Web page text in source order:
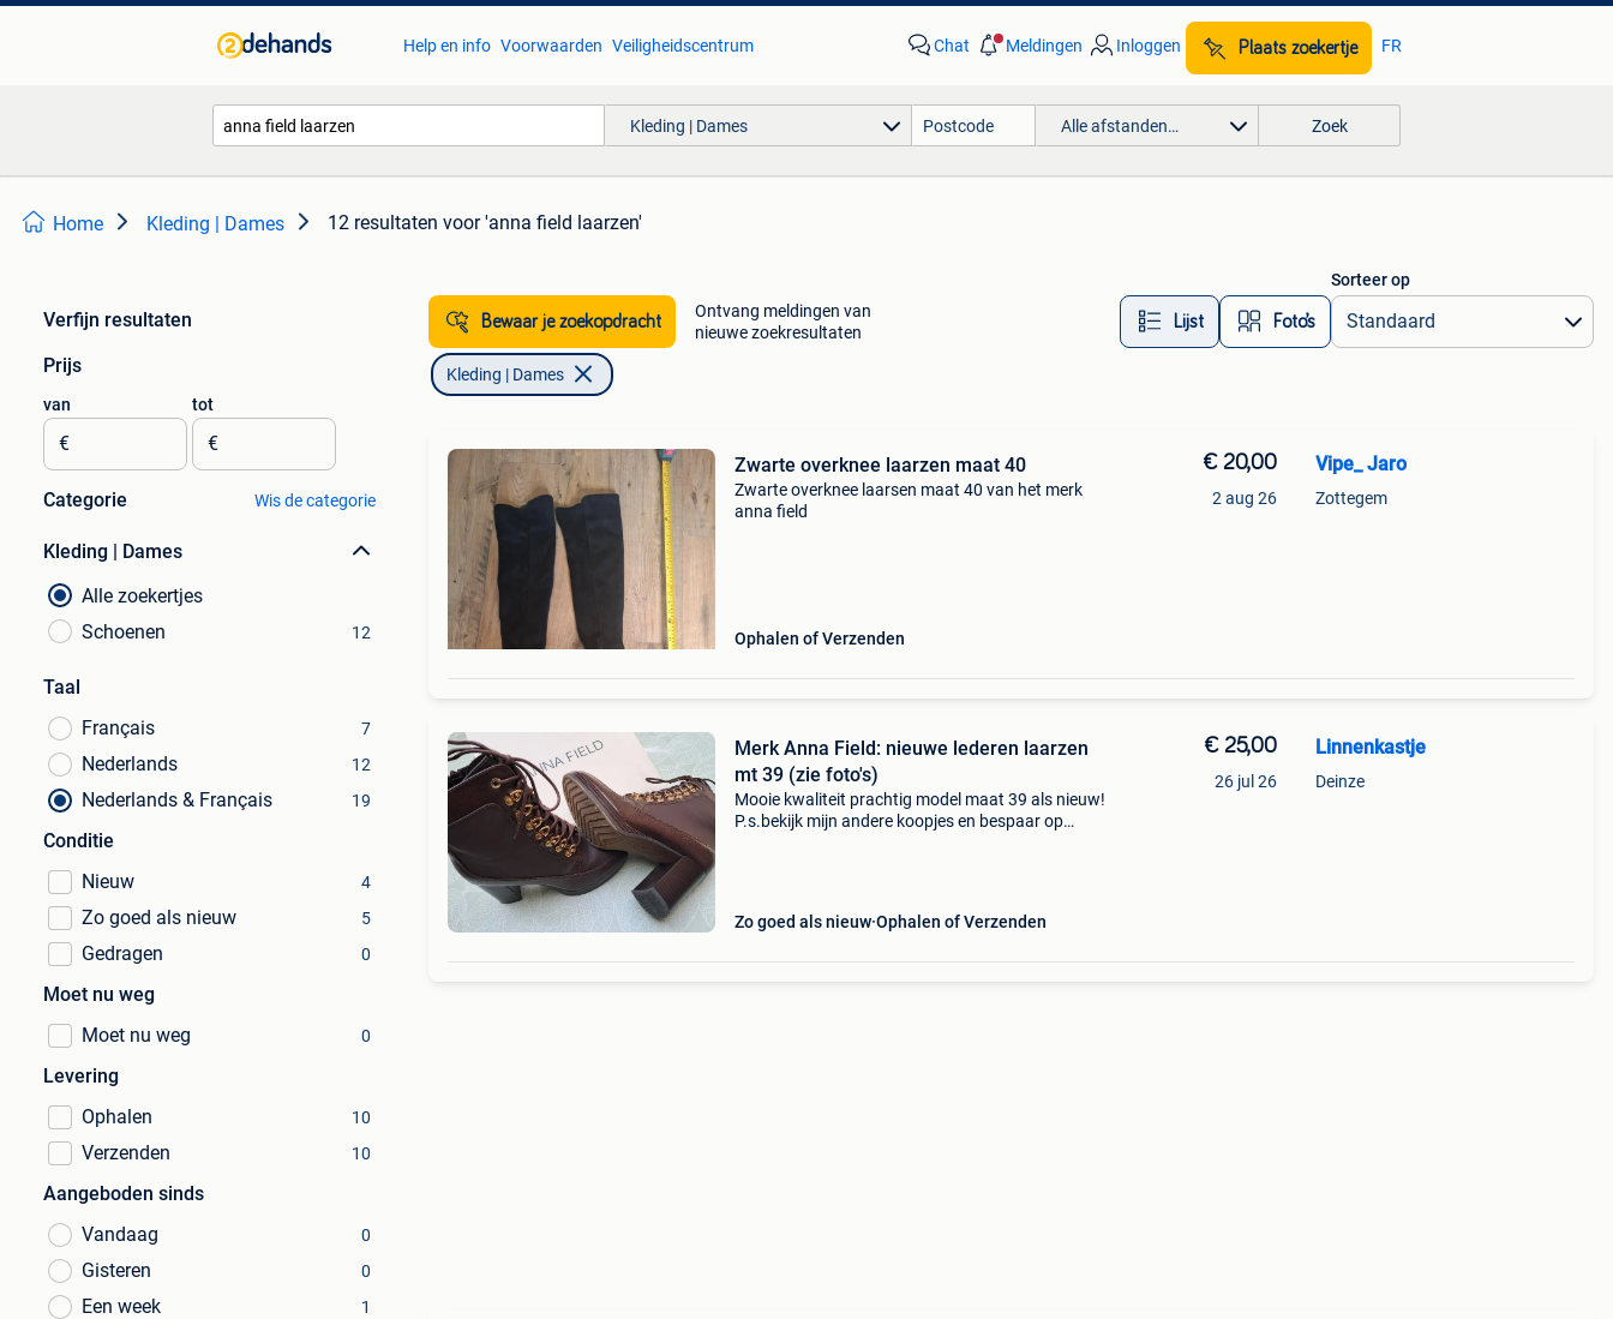
Help en info Voorwaarden Veiligheidscentrum Chat Meldingen Inloggen Plaats zoekertje FR
Kleding | Dames Alle afstanden… Zoek
Home Kleding | Dames 12 resultaten voor 'anna field laarzen'
Verfijn resultaten
Prijs
van
€
tot
€
Categorie Wis de categorie
Kleding | Dames
Alle zoekertjes
Schoenen
12
Taal
Français
7
Nederlands 12
Nederlands & Français 19
Conditie
Nieuw
4
Zo goed als nieuw 5
Gedragen 0
Moet nu weg
Moet nu weg
0
Levering
Ophalen
10
Verzenden 10
Aangeboden sinds
Vandaag
0
Gisteren 0
Een week 1
Bewaar je zoekopdracht
Ontvang meldingen van
nieuwe zoekresultaten
Lijst Foto’s
Sorteer op
Kleding | Dames
Zwarte overknee laarzen maat 40
Zwarte overknee laarsen maat 40 van het merk
anna field
Ophalen of Verzenden
€ 20,00
2 aug 26
Vipe_ Jaro
Zottegem
Merk Anna Field: nieuwe lederen laarzen
mt 39 (zie foto's)
Mooie kwaliteit prachtig model maat 39 als nieuw!
P.s.bekijk mijn andere koopjes en bespaar op
Zo goed als nieuw Ophalen of Verzenden
€ 25,00
26 jul 26
Linnenkastje
Deinze